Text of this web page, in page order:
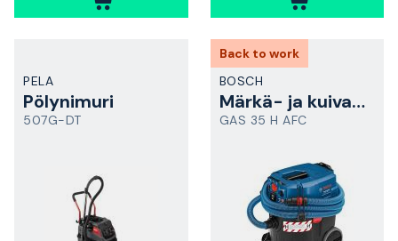
PELA
Pölynimuri
507G-DT
Back to work
BOSCH
Märkä- ja kuivaimuri
GAS 35 H AFC